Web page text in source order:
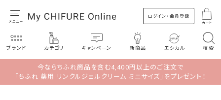
ログイン・会員登録
カート
ブランド カテゴリ キャンペーン 新商品 エシカル 検索
今ならちふれ商品を含む4,400円以上のご注文で
「ちふれ 薬用 リンクルジェルクリーム ミニサイズ」をプレゼント！